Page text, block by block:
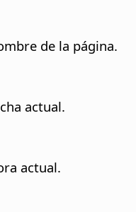
de la página.
actual.
actual.